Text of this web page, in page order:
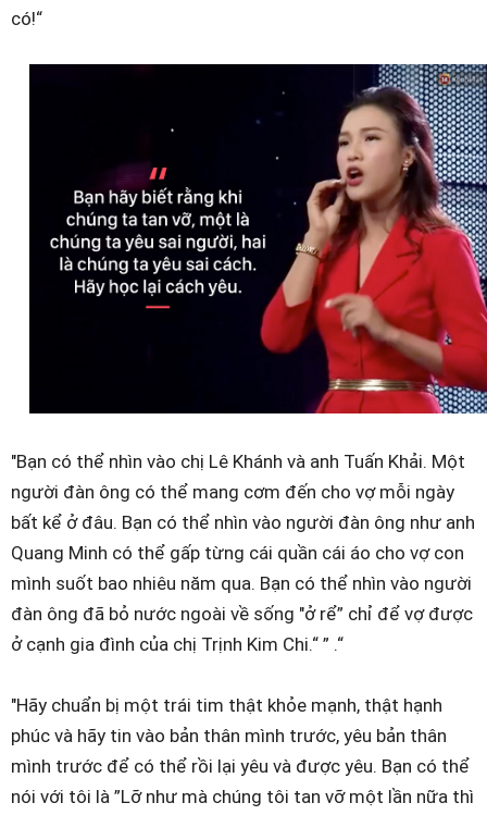
có!“
"Bạn có thể nhìn vào chị Lê Khánh và anh Tuấn Khải. Một
người đàn ông có thể mang cơm đến cho vợ mỗi ngày
bất kể ở đâu. Bạn có thể nhìn vào người đàn ông như anh
Quang Minh có thể gấp từng cái quần cái áo cho vợ con
mình suốt bao nhiêu năm qua. Bạn có thể nhìn vào người
đàn ông đã bỏ nước ngoài về sống "ở rể” chỉ để vợ được
ở cạnh gia đình của chị Trịnh Kim Chi.“ ” .“
"Hãy chuẩn bị một trái tim thật khỏe mạnh, thật hạnh
phúc và hãy tin vào bản thân mình trước, yêu bản thân
mình trước để có thể rồi lại yêu và được yêu. Bạn có thể
nói với tôi là ”Lỡ như mà chúng tôi tan vỡ một lần nữa thì